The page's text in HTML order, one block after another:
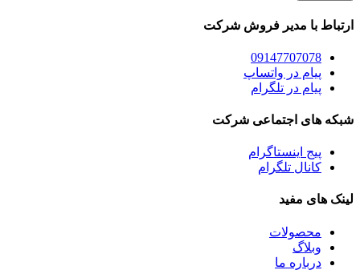
ارتباط با مدیر فروش شرکت
09147707078
پیام در واتساپ
پیام در تلگرام
شبکه های اجتماعی شرکت
پیج اینستاگرام
کانال تلگرام
لینک های مفید
محصولات
وبلاگ
درباره ما